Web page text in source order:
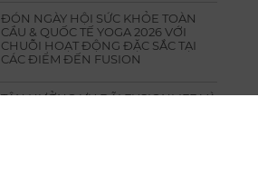
ĐÓN NGÀY HỘI SỨC KHỎE TOÀN
CẦU & QUỐC TẾ YOGA 2026 VỚI
CHUỖI HOẠT ĐỘNG ĐẶC SẮC TẠI
CÁC ĐIỂM ĐẾN FUSION
TẬN HƯỞNG ƯU ĐÃI FUSIONLIFE VÀ